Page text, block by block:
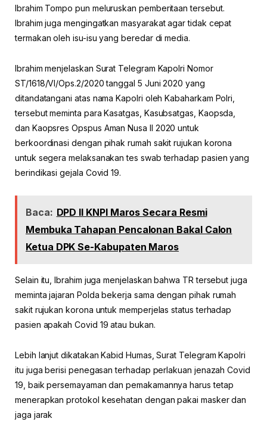
Ibrahim Tompo pun meluruskan pemberitaan tersebut.
Ibrahim juga mengingatkan masyarakat agar tidak cepat
termakan oleh isu-isu yang beredar di media.
Ibrahim menjelaskan Surat Telegram Kapolri Nomor
ST/1618/VI/Ops.2/2020 tanggal 5 Juni 2020 yang
ditandatangani atas nama Kapolri oleh Kabaharkam Polri,
tersebut meminta para Kasatgas, Kasubsatgas, Kaopsda,
dan Kaopsres Opspus Aman Nusa II 2020 untuk
berkoordinasi dengan pihak rumah sakit rujukan korona
untuk segera melaksanakan tes swab terhadap pasien yang
berindikasi gejala Covid 19.
Baca: DPD II KNPI Maros Secara Resmi
Membuka Tahapan Pencalonan Bakal Calon
Ketua DPK Se-Kabupaten Maros
Selain itu, Ibrahim juga menjelaskan bahwa TR tersebut juga
meminta jajaran Polda bekerja sama dengan pihak rumah
sakit rujukan korona untuk memperjelas status terhadap
pasien apakah Covid 19 atau bukan.
Lebih lanjut dikatakan Kabid Humas, Surat Telegram Kapolri
itu juga berisi penegasan terhadap perlakuan jenazah Covid
19, baik persemayaman dan pemakamannya harus tetap
menerapkan protokol kesehatan dengan pakai masker dan
jaga jarak